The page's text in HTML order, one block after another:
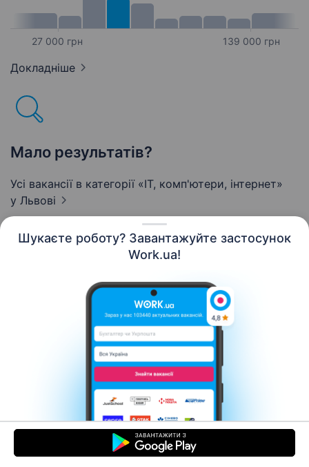
Шукаєте роботу? Завантажуйте застосунок
Work.ua!
27 000 грн 139 000 грн
Докладніше
Мало результатів?
Усі вакансії в категорії «IT, комп'ютери, інтернет»
у Львові
Контакти Про нас
Кар’єра
Допомога Умови використання